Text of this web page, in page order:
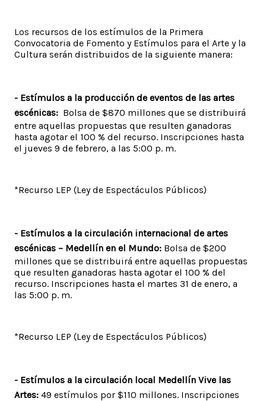
Los recursos de los estímulos de la Primera
Convocatoria de Fomento y Estímulos para el Arte y la
Cultura serán distribuidos de la siguiente manera:
- Estímulos a la producción de eventos de las artes
escénicas: Bolsa de $870 millones que se distribuirá
entre aquellas propuestas que resulten ganadoras
hasta agotar el 100 % del recurso. Inscripciones hasta
el jueves 9 de febrero, a las 5:00 p. m.
*Recurso LEP (Ley de Espectáculos Públicos)
- Estímulos a la circulación internacional de artes
escénicas – Medellín en el Mundo: Bolsa de $200
millones que se distribuirá entre aquellas propuestas
que resulten ganadoras hasta agotar el 100 % del
recurso. Inscripciones hasta el martes 31 de enero, a
las 5:00 p. m.
*Recurso LEP (Ley de Espectáculos Públicos)
- Estímulos a la circulación local Medellín Vive las
Artes: 49 estímulos por $110 millones. Inscripciones